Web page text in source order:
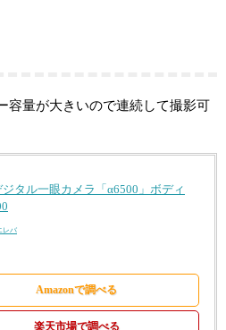
容量が大きいので連続して撮影可
ジタル一眼カメラ「α6500」ボディ
レバ
Amazonで調べる
楽天市場で調べる